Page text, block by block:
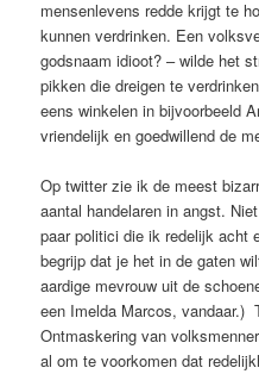
mensenlevens redde krijgt te
kunnen verdrinken. Een
godsnaam idioot? – wilde het
pikken die dreigen te
eens winkelen in bijvoorbeeld
vriendelijk en goedwillend de
Op twitter zie ik de meest
aantal handelaren in angst.
paar politici die ik redelijk acht
begrijp dat je het in de gaten
aardige mevrouw uit de
een Imelda Marcos, vandaar.)
Ontmaskering van
al om te voorkomen dat